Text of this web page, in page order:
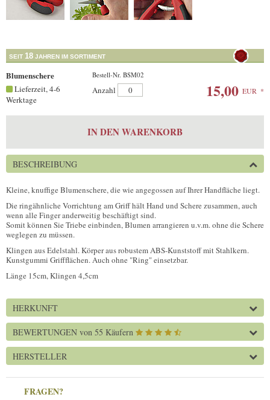
SEIT 18 JAHREN IM SORTIMENT
Blumenschere Bestell-Nr. BSM02
Lieferzeit, 4-6
Werktage
Anzahl 15,00 EUR *
IN DEN WARENKORB
BESCHREIBUNG
Kleine, knuffige Blumenschere, die wie angegossen auf Ihrer Handfläche liegt.
Die ringähnliche Vorrichtung am Griff hält Hand und Schere zusammen, auch
wenn alle Finger anderweitig beschäftigt sind.
Somit können Sie Triebe einbinden, Blumen arrangieren u.v.m. ohne die Schere
weglegen zu müssen.
Klingen aus Edelstahl. Körper aus robustem ABS-Kunststoff mit Stahlkern.
Kunstgummi Griffflächen. Auch ohne "Ring" einsetzbar.
Länge 15cm, Klingen 4,5cm
HERKUNFT
BEWERTUNGEN von 55 Käufern
HERSTELLER
FRAGEN?